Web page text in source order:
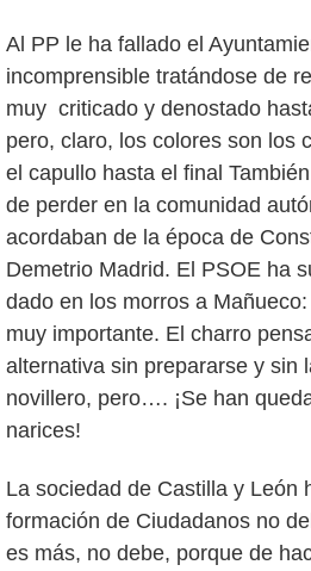
Al PP le ha fallado el
incomprensible tratándose de
muy criticado y denostado
pero, claro, los colores son los
el capullo hasta el final
de perder en la comunidad
acordaban de la época de
Demetrio Madrid. El PSOE ha
dado en los morros a
muy importante. El charro
alternativa sin prepararse y sin
novillero, pero…. ¡Se han
narices!
La sociedad de Castilla y León
formación de Ciudadanos no
es más, no debe, porque de